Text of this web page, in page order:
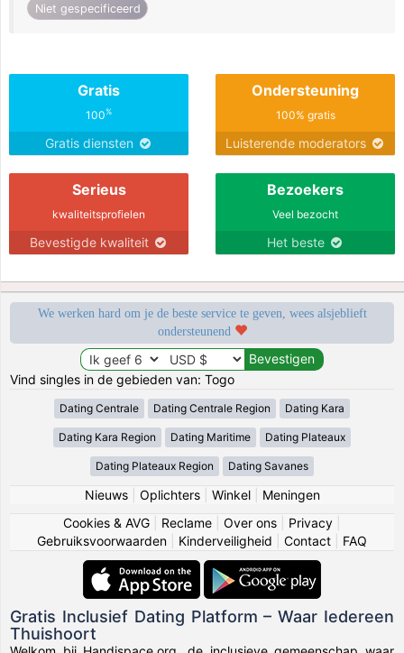
Niet gespecificeerd
Gratis
100%
Gratis diensten
Ondersteuning
100% gratis
Luisterende moderators
Serieus
kwaliteitsprofielen
Bevestigde kwaliteit
Bezoekers
Veel bezocht
Het beste
We werken hard om je de beste service te geven, wees alsjeblieft
ondersteunend
Vind singles in de gebieden van: Togo
Dating Centrale Dating Centrale Region Dating Kara
Dating Kara Region Dating Maritime Dating Plateaux
Dating Plateaux Region Dating Savanes
Nieuws| Oplichters| Winkel| Meningen
Cookies & AVG
Reclame Over ons Privacy
Gebruiksvoorwaarden
Kinderveiligheid Contact FAQ
Gratis Inclusief Dating Platform – Waar Iedereen
Thuishoort